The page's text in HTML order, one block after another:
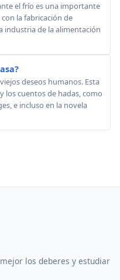
el frío es una importante
la fabricación de
industria de la alimentación
deseos humanos. Esta
los cuentos de hadas, como
e incluso en la novela
los deberes y estudiar